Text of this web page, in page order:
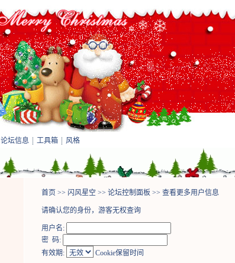
论坛信息 工具箱 风格
首页 >> 闪风星空 >> 论坛控制面板 >> 查看更多用户信息
请确认您的身份，游客无权查询
用户名:
密 码:
有效期:
Cookie保留时间